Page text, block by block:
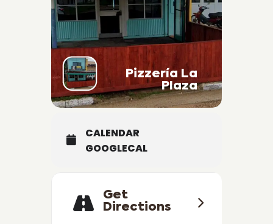
Pizzería La
Plaza
CALENDAR
GOOGLECAL
Get
Directions